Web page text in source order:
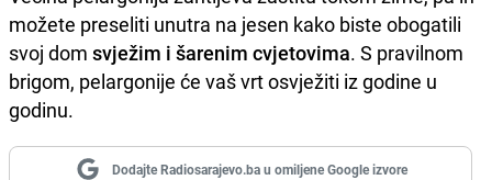
možete preseliti unutra na jesen kako biste obogatili
svoj dom svježim i šarenim cvjetovima. S pravilnom
brigom, pelargonije će vaš vrt osvježiti iz godine u
godinu.
Dodajte Radiosarajevo.ba u omiljene Google izvore